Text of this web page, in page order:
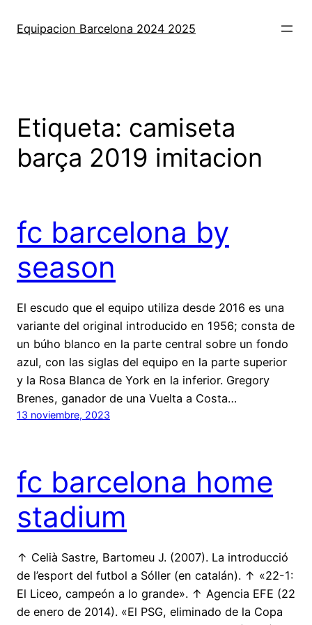
Equipacion Barcelona 2024 2025
Etiqueta: camiseta
barça 2019 imitacion
fc barcelona by
season
El escudo que el equipo utiliza desde 2016 es una
variante del original introducido en 1956; consta de
un búho blanco en la parte central sobre un fondo
azul, con las siglas del equipo en la parte superior
y la Rosa Blanca de York en la inferior. Gregory
Brenes, ganador de una Vuelta a Costa…
13 noviembre, 2023
fc barcelona home
stadium
↑ Celià Sastre, Bartomeu J. (2007). La introducció
de l’esport del futbol a Sóller (en catalán). ↑ «22-1:
El Liceo, campeón a lo grande». ↑ Agencia EFE (22
de enero de 2014). «El PSG, eliminado de la Copa